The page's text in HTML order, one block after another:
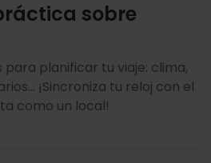
sobre
para planificar tu viaje: clima,
¡Sincroniza tu reloj con el
como un local!